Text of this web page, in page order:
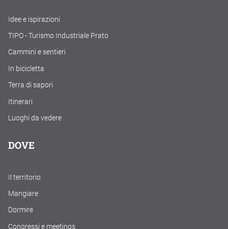
Idee e ispirazioni
TIPO - Turismo Industriale Prato
Cammini e sentieri
In bicicletta
Terra di sapori
Itinerari
Luoghi da vedere
DOVE
Il territorio
Mangiare
Dormire
Congressi e meetings